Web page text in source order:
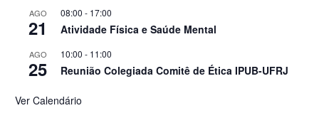
AGO
21
08:00 - 17:00
Atividade Física e Saúde Mental
AGO
25
10:00 - 11:00
Reunião Colegiada Comitê de Ética IPUB-UFRJ
Ver Calendário